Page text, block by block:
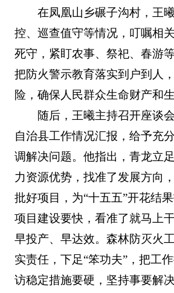
在凤凰山乡碾子沟村，王
控、巡查值守等情况，叮嘱相
死守，紧盯农事、祭祀、春游
把防火警示教育落实到户到人
险，确保人民群众生命财产和
随后，王曦主持召开座谈
自治县工作情况汇报，给予充
调解决问题。他指出，青龙立
力资源优势，找准了发展方向
批好项目，为“十五五”开花结
项目建设要快，看准了就马上
早投产、早达效。森林防灭火
实责任，下足“笨功夫”，把工
访稳定措施要硬，坚持事要解